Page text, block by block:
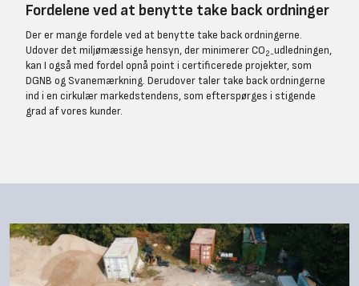
Fordelene ved at benytte take back ordninger
Der er mange fordele ved at benytte take back ordningerne.
Udover det miljømæssige hensyn, der minimerer CO2-udledningen,
kan I også med fordel opnå point i certificerede projekter, som
DGNB og Svanemærkning. Derudover taler take back ordningerne
ind i en cirkulær markedstendens, som efterspørges i stigende
grad af vores kunder.